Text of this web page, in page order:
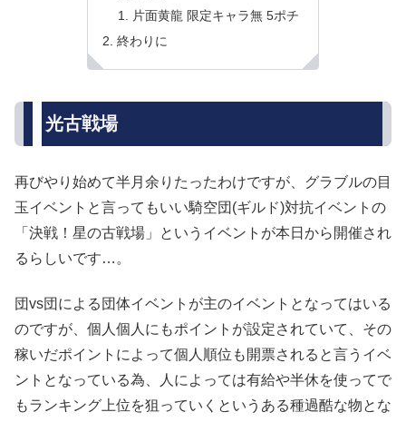
片面黄龍 限定キャラ無 5ポチ
終わりに
光古戦場
再びやり始めて半月余りたったわけですが、グラブルの目
玉イベントと言ってもいい騎空団(ギルド)対抗イベントの
「決戦！星の古戦場」というイベントが本日から開催され
るらしいです…。
団vs団による団体イベントが主のイベントとなってはいる
のですが、個人個人にもポイントが設定されていて、その
稼いだポイントによって個人順位も開票されると言うイベ
ントとなっている為、人によっては有給や半休を使ってで
もランキング上位を狙っていくというある種過酷な物とな